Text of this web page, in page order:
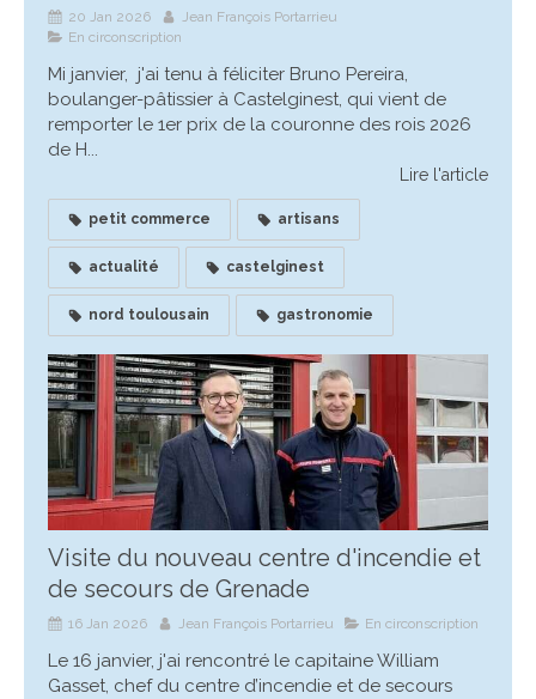
20 Jan 2026
Jean François Portarrieu
En circonscription
Mi janvier, j'ai tenu à féliciter Bruno Pereira,
boulanger-pâtissier à Castelginest, qui vient de
remporter le 1er prix de la couronne des rois 2026
de H...
Lire l'article
petit commerce artisans
actualité castelginest
nord toulousain gastronomie
Visite du nouveau centre d'incendie et
de secours de Grenade
16 Jan 2026 Jean François Portarrieu En circonscription
Le 16 janvier, j'ai rencontré le capitaine William
Gasset, chef du centre d’incendie et de secours